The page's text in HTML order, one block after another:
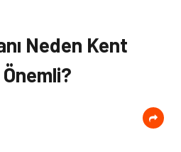
Neden Kent